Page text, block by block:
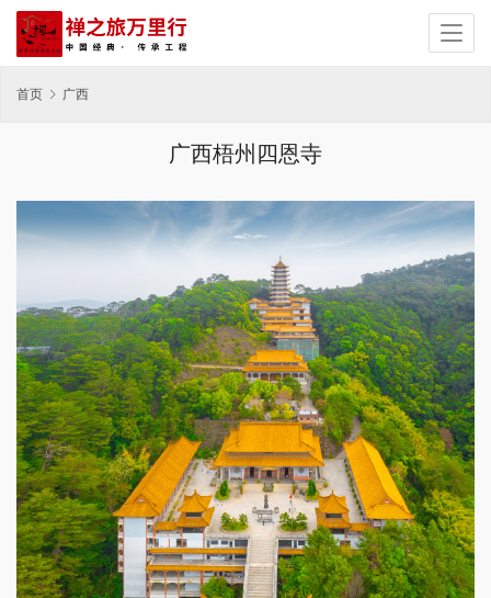
首页 广西
广西梧州四恩寺